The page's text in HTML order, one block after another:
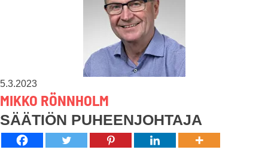
5.3.2023
MIKKO RÖNNHOLM
SÄÄTIÖN PUHEENJOHTAJA